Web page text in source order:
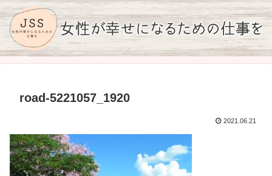
road-5221057_1920
2021.06.21